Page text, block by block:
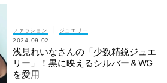
#POMELLATO（ポメラート）
#HARRY WINSTON（ハリー・ウィンストン） #パール
モンド #カラーストーン
ファッション
ジュエリー
2024.09.02
浅見れいなさんの「少数精鋭ジュエ
リー」！黒に映えるシルバー＆WG
を愛用